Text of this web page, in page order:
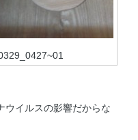
ウイルスの影響だからな